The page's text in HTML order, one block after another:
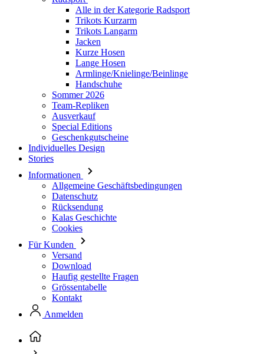
Alle in der Kategorie Radsport
Trikots Kurzarm
Trikots Langarm
Jacken
Kurze Hosen
Lange Hosen
Armlinge/Knielinge/Beinlinge
Handschuhe
Sommer 2026
Team-Repliken
Ausverkauf
Special Editions
Geschenkgutscheine
Individuelles Design
Stories
Informationen
Allgemeine Geschäftsbedingungen
Datenschutz
Rücksendung
Kalas Geschichte
Cookies
Für Kunden
Versand
Download
Haufig gestellte Fragen
Grössentabelle
Kontakt
Anmelden